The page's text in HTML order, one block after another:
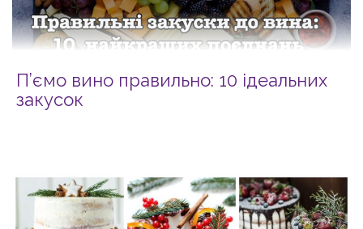
П’ємо вино правильно: 10 ідеальних
закусок